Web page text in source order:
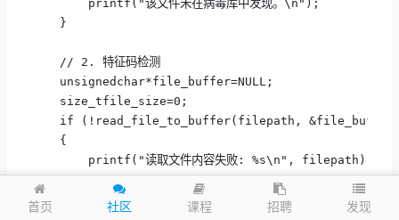
首页 社区 课程 招聘 发现
}
// 2. 特征码检测
unsignedchar*file_buffer=NULL;
size_tfile_size=0;
if (!read_file_to_buffer(filepath,
{
printf("读取文件内容失败: %s\n", filepath);
return;
}